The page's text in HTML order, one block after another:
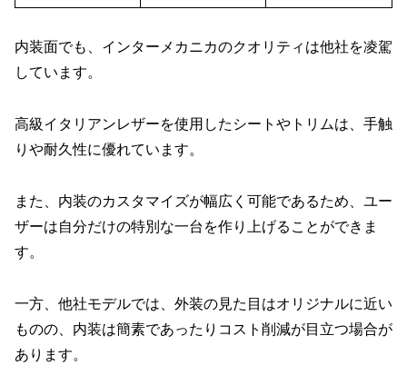
内装面でも、インターメカニカのクオリティは他社を凌駕
しています。
高級イタリアンレザーを使用したシートやトリムは、手触
りや耐久性に優れています。
また、内装のカスタマイズが幅広く可能であるため、ユー
ザーは自分だけの特別な一台を作り上げることができま
す。
一方、他社モデルでは、外装の見た目はオリジナルに近い
ものの、内装は簡素であったりコスト削減が目立つ場合が
あります。